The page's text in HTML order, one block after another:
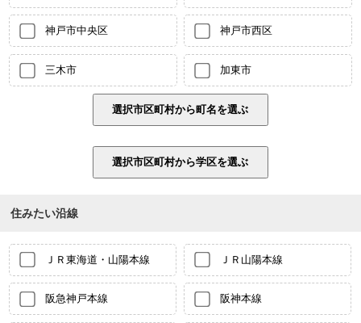
神戸市中央区 神戸市西区
三木市 加東市
住みたい沿線
ＪＲ東海道・山陽本線 ＪＲ山陽本線
阪急神戸本線 阪神本線